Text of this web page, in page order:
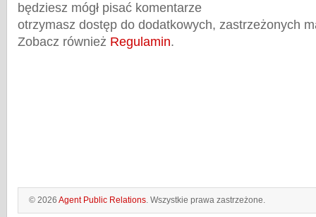
będziesz mógł pisać komentarze
otrzymasz dostęp do dodatkowych, zastrzeżonych
Zobacz również Regulamin.
© 2026 Agent Public Relations. Wszystkie prawa zastrzeżone.